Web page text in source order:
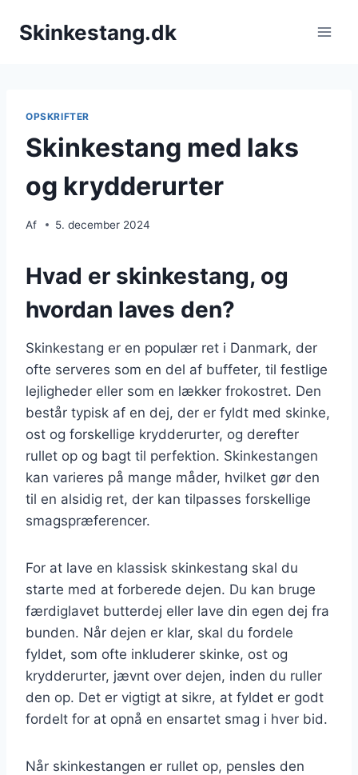
Skinkestang.dk
OPSKRIFTER
Skinkestang med laks
og krydderurter
Af 5. december 2024
Hvad er skinkestang, og
hvordan laves den?
Skinkestang er en populær ret i Danmark, der
ofte serveres som en del af buffeter, til festlige
lejligheder eller som en lækker frokostret. Den
består typisk af en dej, der er fyldt med skinke,
ost og forskellige krydderurter, og derefter
rullet op og bagt til perfektion. Skinkestangen
kan varieres på mange måder, hvilket gør den
til en alsidig ret, der kan tilpasses forskellige
smagspræferencer.
For at lave en klassisk skinkestang skal du
starte med at forberede dejen. Du kan bruge
færdiglavet butterdej eller lave din egen dej fra
bunden. Når dejen er klar, skal du fordele
fyldet, som ofte inkluderer skinke, ost og
krydderurter, jævnt over dejen, inden du ruller
den op. Det er vigtigt at sikre, at fyldet er godt
fordelt for at opnå en ensartet smag i hver bid.
Når skinkestangen er rullet op, pensles den